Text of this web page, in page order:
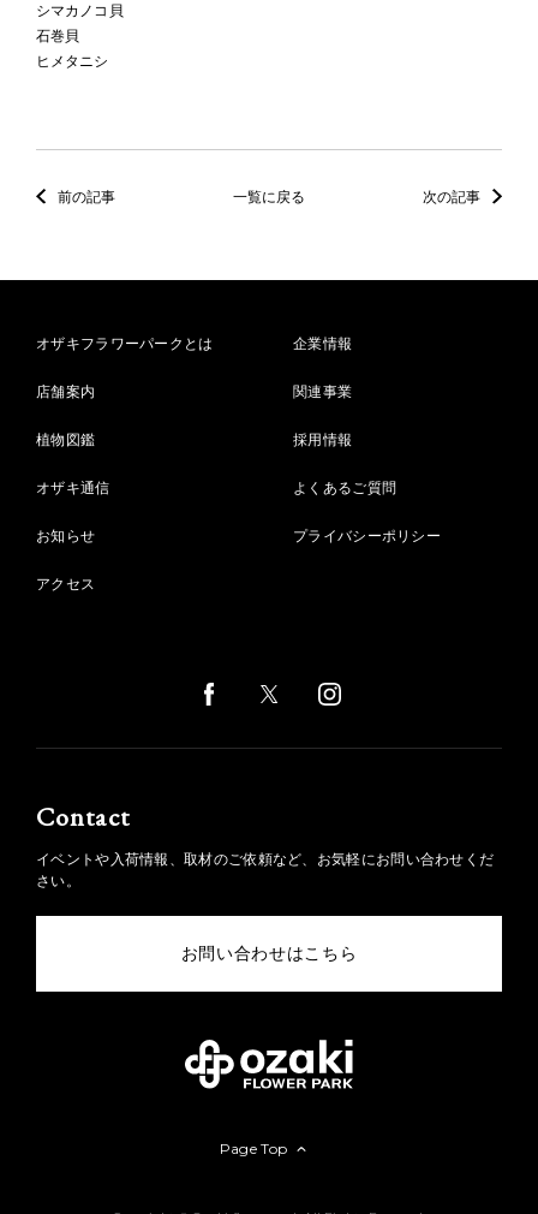
シマカノコ貝
石巻貝
ヒメタニシ
前の記事 一覧に戻る 次の記事
オザキフラワーパークとは
店舗案内
植物図鑑
オザキ通信
お知らせ
アクセス
企業情報
関連事業
採用情報
よくあるご質問
プライバシーポリシー
Contact
イベントや入荷情報、取材のご依頼など、お気軽にお問い合わせくだ
さい。
お問い合わせはこちら
Page Top